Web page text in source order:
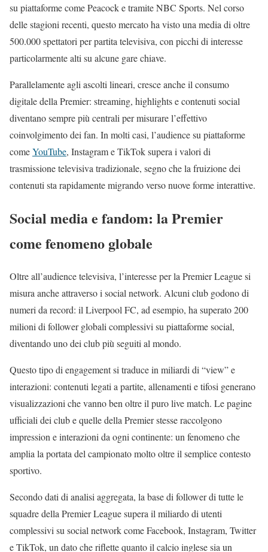
su piattaforme come Peacock e tramite NBC Sports. Nel corso
delle stagioni recenti, questo mercato ha visto una media di oltre
500.000 spettatori per partita televisiva, con picchi di interesse
particolarmente alti su alcune gare chiave.
Parallelamente agli ascolti lineari, cresce anche il consumo
digitale della Premier: streaming, highlights e contenuti social
diventano sempre più centrali per misurare l’effettivo
coinvolgimento dei fan. In molti casi, l’audience su piattaforme
comeYouTube, Instagram e TikTok supera i valori di
trasmissione televisiva tradizionale, segno che la fruizione dei
contenuti sta rapidamente migrando verso nuove forme interattive.
Social media e fandom: la Premier
come fenomeno globale
Oltre all’audience televisiva, l’interesse per la Premier League si
misura anche attraverso i social network. Alcuni club godono di
numeri da record: il Liverpool FC, ad esempio, ha superato 200
milioni di follower globali complessivi su piattaforme social,
diventando uno dei club più seguiti al mondo.
Questo tipo di engagement si traduce in miliardi di “view” e
interazioni: contenuti legati a partite, allenamenti e tifosi generano
visualizzazioni che vanno ben oltre il puro live match. Le pagine
ufficiali dei club e quelle della Premier stesse raccolgono
impression e interazioni da ogni continente: un fenomeno che
amplia la portata del campionato molto oltre il semplice contesto
sportivo.
Secondo dati di analisi aggregata, la base di follower di tutte le
squadre della Premier League supera il miliardo di utenti
complessivi su social network come Facebook, Instagram, Twitter
e TikTok, un dato che riflette quanto il calcio inglese sia un